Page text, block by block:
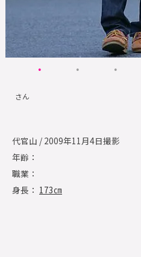
さん
代官山 / 2009年11月4日撮影
年齢：
職業：
身長： 173㎝